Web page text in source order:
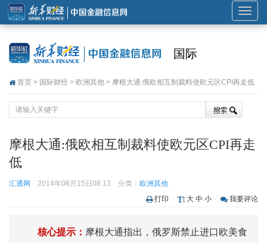
展
开
导
国际
首页 > 国际财经 > 欧洲其他 > 摩根大通:俄欧相互制裁料使欧元区CPI再走低
摩根大通:俄欧相互制裁料使欧元区CPI再走
低
汇通网 2014年08月15日08:13 分类： 欧洲其他
打印
大 中 小 我要评论
核心提示： 摩根大通指出，俄罗斯禁止进口欧美食